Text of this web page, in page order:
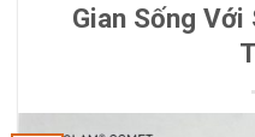
Gian Sống